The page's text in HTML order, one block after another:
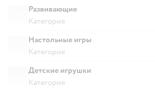
Развивающие
Категория
Настольные игры
Категория
Детские игрушки
Категория